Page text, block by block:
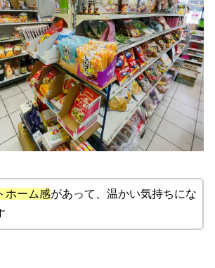
ホーム感があって、温かい気持ちにな